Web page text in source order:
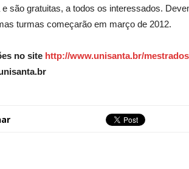
são gratuitas, a todos os interessados.
turmas começarão em março de 2012.
no site http://www.unisanta.br/mestrados